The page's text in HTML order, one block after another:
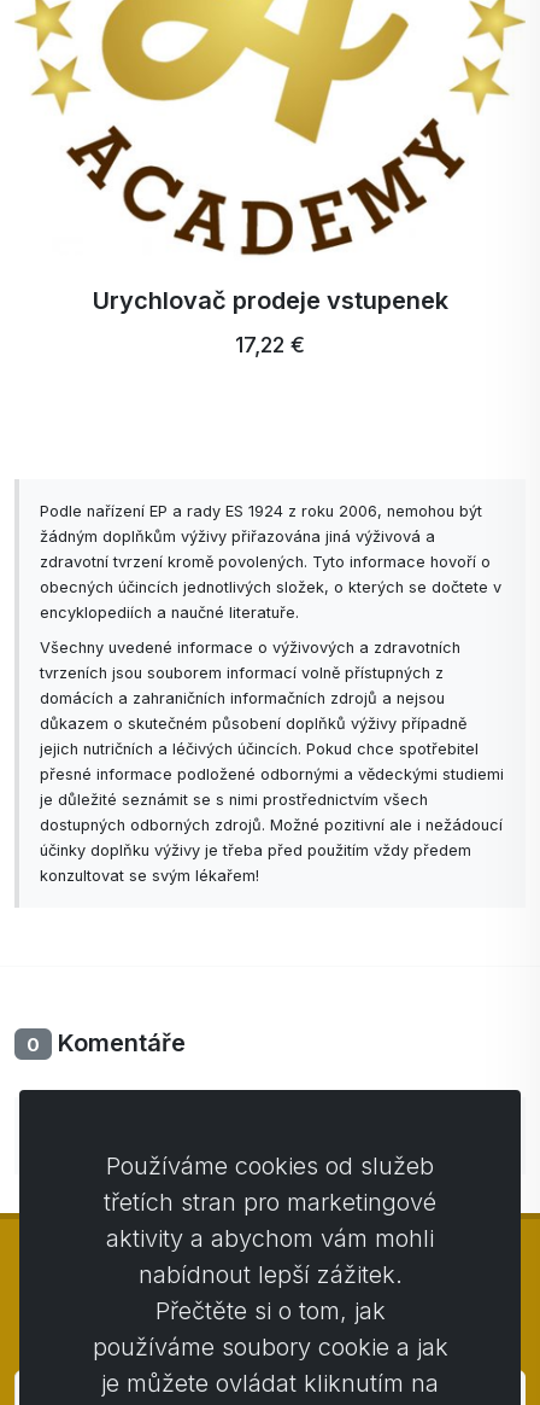
cestách!
Kompaktní balení - vhodné na cesty, do školy
nebo na výlety.
Často kladené otázky a obavy
1. Může moje dítě užívat tento výrobek každý den?
Ano, doporučená dávka je jedna tableta denně.
pravidelné denní užívání je ideální pro dlouhodobý
3. Může tento výrobek nahradit zdravou stravu?
Ne, ACTIV PROBIOTIC STAR je doplněk stravy,
který podporuje zdravý životní styl. Nenahrazuje
pestrou a vyváženou stravu, ale je jejím
dokonalým doplňkem.
4. Od jakého věku je vhodný?
ACTIV PROBIOTIC STAR je vyvinut pro děti od 3
let. Před podáváním mladším dětem se poraďte s
pediatrem.
Urychlovač prodeje vstupenek
17,22 €
Podle nařízení EP a rady ES 1924 z roku 2006, nemohou být
žádným doplňkům výživy přiřazována jiná výživová a
zdravotní tvrzení kromě povolených. Tyto informace hovoří o
obecných účincích jednotlivých složek, o kterých se dočtete v
encyklopediích a naučné literatuře.
Všechny uvedené informace o výživových a zdravotních
tvrzeních jsou souborem informací volně přístupných z
domácích a zahraničních informačních zdrojů a nejsou
důkazem o skutečném působení doplňků výživy případně
jejich nutričních a léčivých účincích. Pokud chce spotřebitel
přesné informace podložené odbornými a vědeckými studiemi
je důležité seznámit se s nimi prostřednictvím všech
dostupných odborných zdrojů. Možné pozitivní ale i nežádoucí
účinky doplňku výživy je třeba před použitím vždy předem
konzultovat se svým lékařem!
0 Komentáře
© Copyright 2014 - 2026 Activstar
Používáme cookies od služeb
třetích stran pro marketingové
aktivity a abychom vám mohli
nabídnout lepší zážitek.
Přečtěte si o tom, jak
používáme soubory cookie a jak
je můžete ovládat kliknutím na